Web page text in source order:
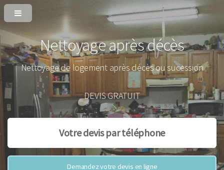
Nettoyage après décès
Nettoyage de logement après décès ou sucession
DEVIS GRATUIT
Votre devis par téléphone
Demandez votre devis en ligne